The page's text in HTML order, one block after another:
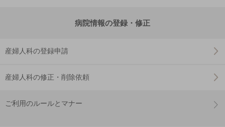
病院情報の登録・修正
産婦人科の登録申請
産婦人科の修正・削除依頼
ご利用のルールとマナー